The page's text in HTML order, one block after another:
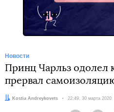
Новости
Принц Чарльз одолел
прервал
Автор:Kostia Andreykovets Дата:
22:49, 30 марта 2020